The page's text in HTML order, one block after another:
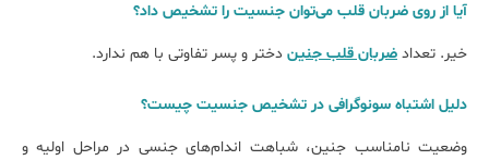
آیا از روی ضربان قلب می‌توان جنسیت را تشخیص داد؟
خیر. تعداد ضربان قلب جنین دختر و پسر تفاوتی با هم ندارد.
دلیل اشتباه سونوگرافی در تشخیص جنسیت چیست؟
وضعیت نامناسب جنین، شباهت اندام‌های جنسی در مراحل اولیه و